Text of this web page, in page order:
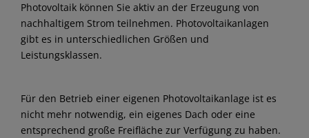
Photovoltaik können Sie aktiv an der Erzeugung von
nachhaltigem Strom teilnehmen. Photovoltaikanlagen
gibt es in unterschiedlichen Größen und
Leistungsklassen.
Für den Betrieb einer eigenen Photovoltaikanlage ist es
nicht mehr notwendig, ein eigenes Dach oder eine
entsprechend große Freifläche zur Verfügung zu haben.